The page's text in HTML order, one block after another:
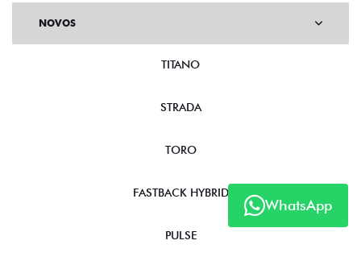
WhatsApp
NOVOS
TITANO
STRADA
TORO
FASTBACK HYBRID
PULSE